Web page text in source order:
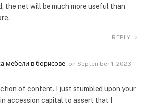
the net will be much more useful than
REPLY
мебели в борисове on September 1, 2023
of content. I just stumbled upon your
accession capital to assert that I